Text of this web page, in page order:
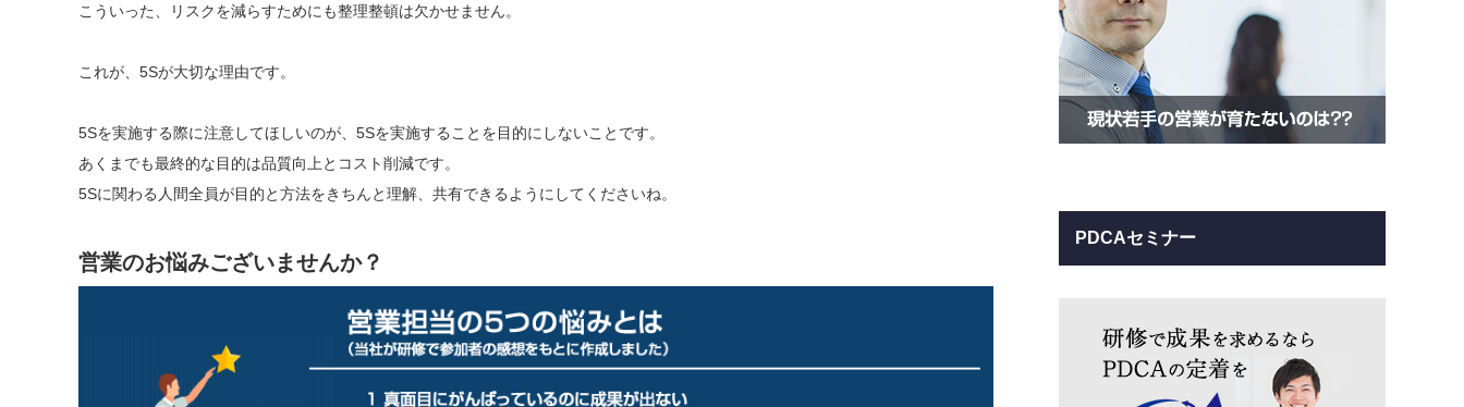
こういった、リスクを減らすためにも整理整頓は欠かせません。
これが、5Sが大切な理由です。
5Sを実施する際に注意してほしいのが、5Sを実施することを目的にしないことです。
あくまでも最終的な目的は品質向上とコスト削減です。
5Sに関わる人間全員が目的と方法をきちんと理解、共有できるようにしてくださいね。
営業のお悩みございませんか？
PDCAセミナー